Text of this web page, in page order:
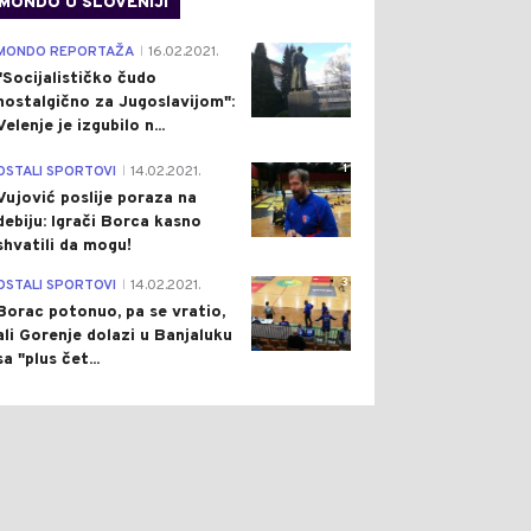
4
REPORTAŽA 16.02.2021.
čudo
za Jugoslavijom":
je izgubilo n...
1
SPORTOVI 14.02.2021.
poslije poraza na
Igrači Borca kasno
da mogu!
3
SPORTOVI 14.02.2021.
potonuo, pa se vratio,
Gorenje dolazi u Banjaluku
"plus čet...